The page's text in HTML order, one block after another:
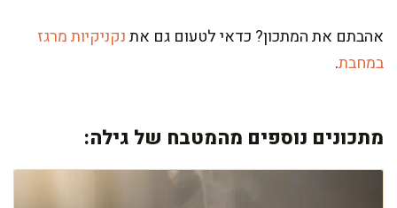
אהבתם את המתכון? כדאי לטעום גם אתנקניקיות מרגז
במחבת.
מתכונים נוספים מהמטבח של גילה: